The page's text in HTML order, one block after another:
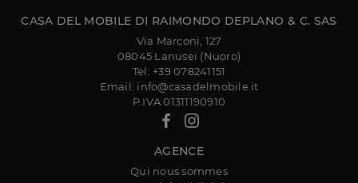
CASA DEL MOBILE DI RAIMONDO DEPLANO & C. SAS
Via Marconi, 127
08045 Lanusei (Nuoro)
Tel: +39 078241151
Email: info@casadelmobile.it
P.IVA 01311190910
AGENCE
Qui nous sommes